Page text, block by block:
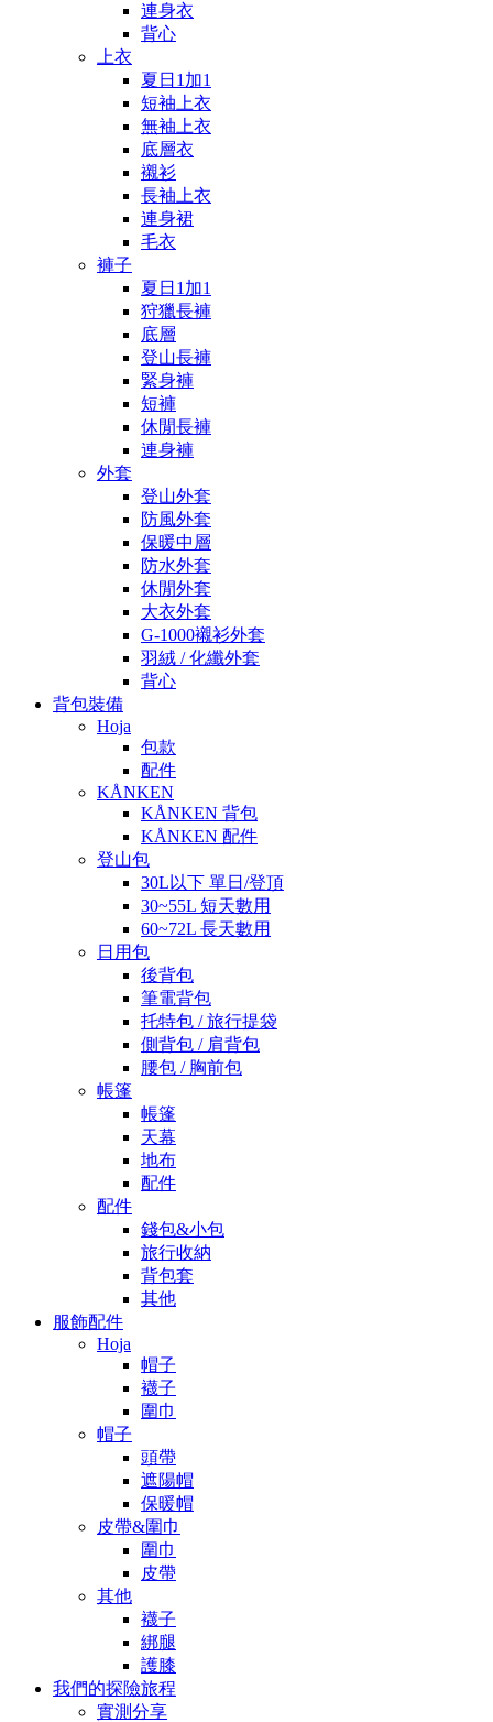
連身衣
背心
上衣
夏日1加1
短袖上衣
無袖上衣
底層衣
襯衫
長袖上衣
連身裙
毛衣
褲子
夏日1加1
狩獵長褲
底層
登山長褲
緊身褲
短褲
休閒長褲
連身褲
外套
登山外套
防風外套
保暖中層
防水外套
休閒外套
大衣外套
G-1000襯衫外套
羽絨 / 化纖外套
背心
背包裝備
Hoja
包款
配件
KÅNKEN
KÅNKEN 背包
KÅNKEN 配件
登山包
30L以下 單日/登頂
30~55L 短天數用
60~72L 長天數用
日用包
後背包
筆電背包
托特包 / 旅行提袋
側背包 / 肩背包
腰包 / 胸前包
帳篷
帳篷
天幕
地布
配件
配件
錢包&小包
旅行收納
背包套
其他
服飾配件
Hoja
帽子
襪子
圍巾
帽子
頭帶
遮陽帽
保暖帽
皮帶&圍巾
圍巾
皮帶
其他
襪子
綁腿
護膝
我們的探險旅程
實測分享